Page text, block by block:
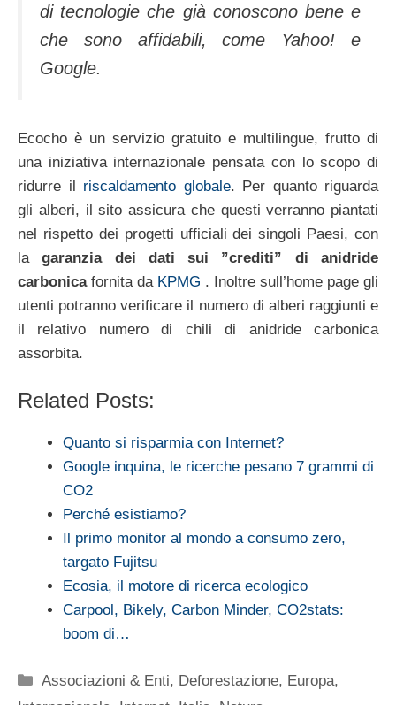
di tecnologie che già conoscono bene e
che sono affidabili, come Yahoo! e
Google.
Ecocho è un servizio gratuito e multilingue, frutto di
una iniziativa internazionale pensata con lo scopo di
ridurre il riscaldamento globale. Per quanto riguarda
gli alberi, il sito assicura che questi verranno piantati
nel rispetto dei progetti ufficiali dei singoli Paesi, con
lagaranzia dei dati sui ”crediti” di anidride
carbonicafornita daKPMG . Inoltre sull’home page gli
utenti potranno verificare il numero di alberi raggiunti e
il relativo numero di chili di anidride carbonica
assorbita.
Related Posts:
Quanto si risparmia con Internet?
Google inquina, le ricerche pesano 7 grammi di
CO2
Perché esistiamo?
Il primo monitor al mondo a consumo zero,
targato Fujitsu
Ecosia, il motore di ricerca ecologico
Carpool, Bikely, Carbon Minder, CO2stats:
boom di…
Categorie
Associazioni & Enti, Deforestazione, Europa,